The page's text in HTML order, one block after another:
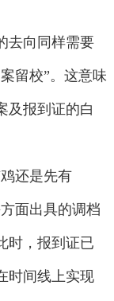
向同样需要
留校”。这意味
及报到证的白
还是先有
面出具的调档
时，报到证已
时间线上实现